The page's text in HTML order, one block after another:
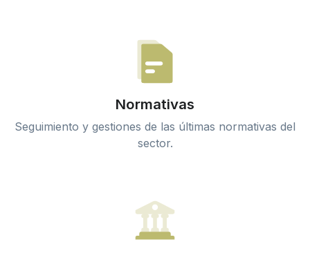
Normativas
Seguimiento y gestiones de las últimas normativas del
sector.